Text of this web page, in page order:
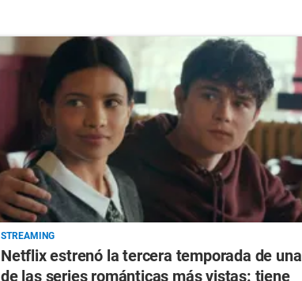
STREAMING
Netflix estrenó la tercera temporada de una
de las series románticas más vistas: tiene